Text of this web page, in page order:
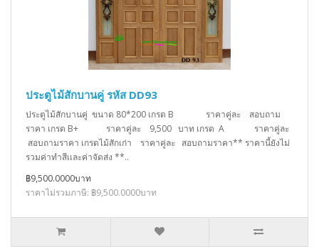
ประตูไม้สักบานคู่ รหัส DD93
ประตูไม้สักบานคู่ ขนาด 80*200 เกรด B ราคาคู่ละ สอบถาม
ราคา เกรด B+ ราคาคู่ละ 9,500 บาท เกรด A ราคาคู่ละ
สอบถามราคา เกรดไม้สักเก่า ราคาคู่ละ สอบถามราคา** ราคานี้ยังไม่
รวมค่าทำสีเเละค่าจัดส่ง **..
฿9,500.0000บาท
ราคาไม่รวมภาษี: ฿9,500.0000บาท